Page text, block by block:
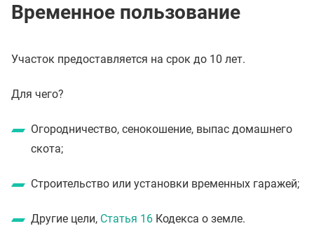
Временное пользование
Участок предоставляется на срок до 10 лет.
Для чего?
Огородничество, сенокошение, выпас домашнего
скота;
Строительство или установки временных гаражей;
Другие цели, Статья 16 Кодекса о земле.